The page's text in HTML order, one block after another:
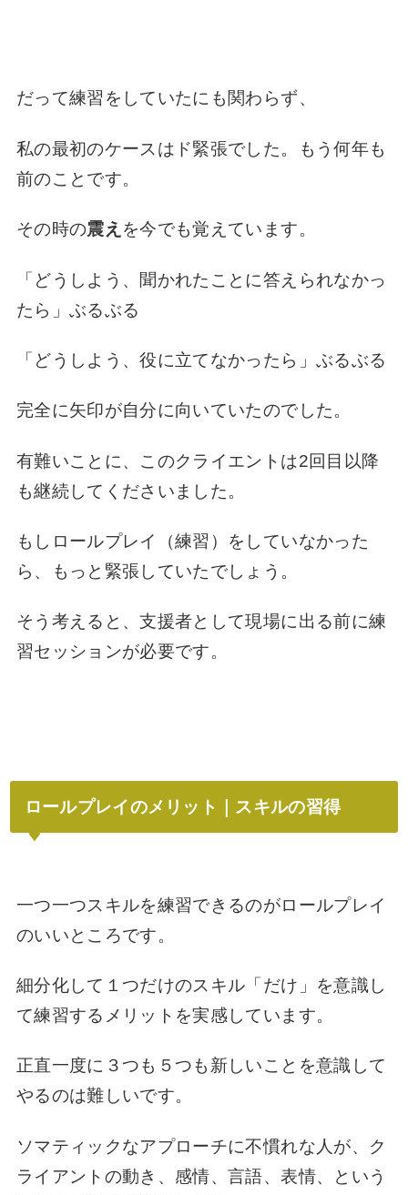
だって練習をしていたにも関わ らず、
私の最初のケースはド緊張でした。もう何年も
前のことです。
その時の震え を今でも覚えています。
「どうしよう、聞かれたことに答えられなかっ
たら」 ぶるぶる
「どうしよう、役に立てなかったら」 ぶるぶる
完全に矢印が自分に向いていたのでした。
有難いことに、このクライエントは2回目以降
も継続してくださいました。
もしロールプレイ（練習）をしていなかった
ら、もっと緊張していたでしょう。
そう考えると、支援者として現場に出る前に練
習セッションが必要です。
ロールプレイのメリット｜スキルの習得
一つ一つスキルを練習できるのがロールプレイ
のいいところです。
細分化して１つだけのスキル「だけ」を意識し
て練習するメリットを実感しています。
正直一度に３つも５つも新しいことを意識して
やるのは難しいです。
ソマティックなアプローチに不慣れな人が、ク
ライアントの動き、感情、言語、表情、という